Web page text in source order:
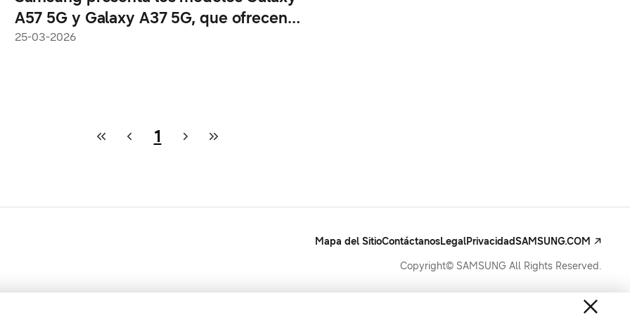
A57 5G y Galaxy A37 5G, que ofrecen
características de nivel profesional a un
25-03-2026
1
Mapa del SitioContáctanosLegalPrivacidadSAMSUNG.COM
Copyright© SAMSUNG All Rights Reserved.